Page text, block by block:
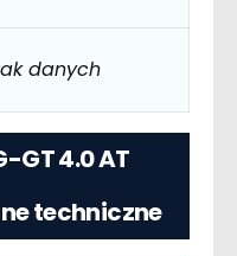
danych
GT 4.0 AT
techniczne